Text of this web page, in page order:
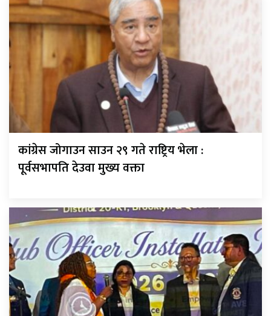
कांग्रेस जोगाउन साउन २९ गते राष्ट्रिय भेला :
पूर्वसभापति देउवा मुख्य वक्ता